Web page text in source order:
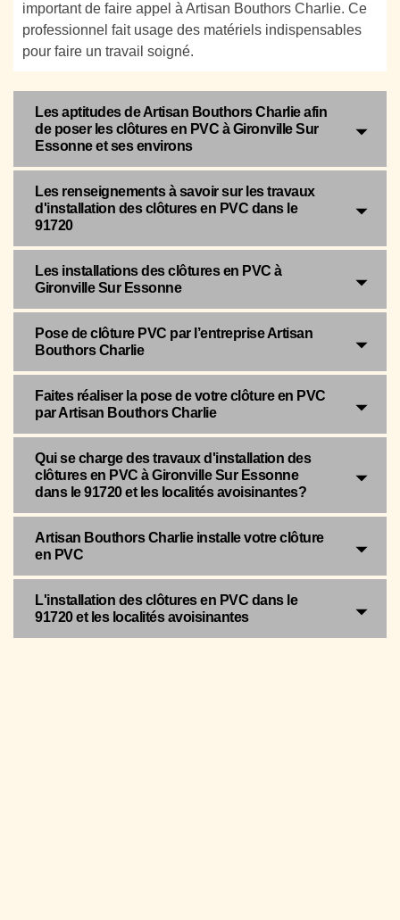
important de faire appel à Artisan Bouthors Charlie. Ce
professionnel fait usage des matériels indispensables
pour faire un travail soigné.
Les aptitudes de Artisan Bouthors Charlie afin
de poser les clôtures en PVC à Gironville Sur
Essonne et ses environs
Les renseignements à savoir sur les travaux
d'installation des clôtures en PVC dans le
91720
Les installations des clôtures en PVC à
Gironville Sur Essonne
Pose de clôture PVC par l’entreprise Artisan
Bouthors Charlie
Faites réaliser la pose de votre clôture en PVC
par Artisan Bouthors Charlie
Qui se charge des travaux d'installation des
clôtures en PVC à Gironville Sur Essonne
dans le 91720 et les localités avoisinantes?
Artisan Bouthors Charlie installe votre clôture
en PVC
L'installation des clôtures en PVC dans le
91720 et les localités avoisinantes